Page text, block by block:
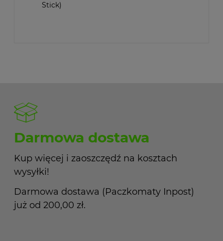
Stick)
Darmowa dostawa
Kup więcej i zaoszczędź na kosztach
wysyłki!
Darmowa dostawa (Paczkomaty Inpost)
już od 200,00 zł.